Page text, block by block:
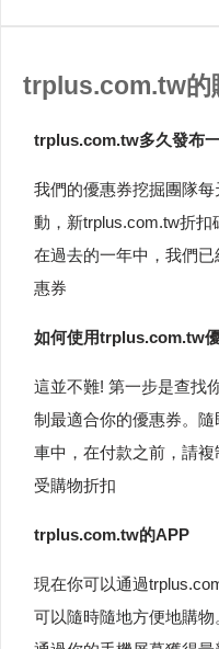
trplus.com.tw的
trplus.com.tw多久發布
我們的優惠券挖掘團隊
動，新trplus.com.tw折扣
在過去的一年中，我們
惠券
如何使用trplus.com.tw
這並不難! 第一步是查找
制最適合你的優惠券。
車中，在付款之前，請
受購物折扣
trplus.com.tw的APP
現在你可以通過
可以隨時隨地方便地購